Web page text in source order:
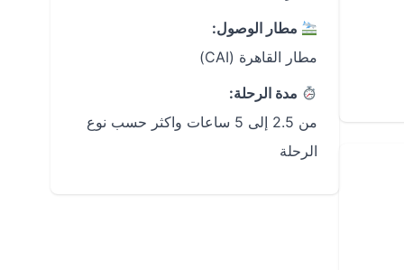
مطار الوصول:
مطار القاهرة (CAI)
مدة الرحلة:
من 2.5 إلى 5 ساعات واكثر حسب نوع
الرحلة